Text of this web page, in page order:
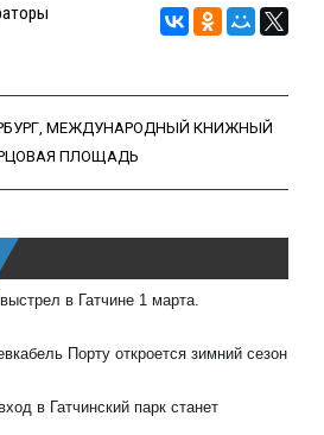
МЕЖДУНАРОДНЫЙ КНИЖНЫЙ
ПЛОЩАДЬ
в Гатчине 1 марта.
Порту откроется зимний сезон
в Гатчинский парк станет